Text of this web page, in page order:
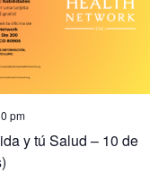
y tú Salud – 10 de
pm